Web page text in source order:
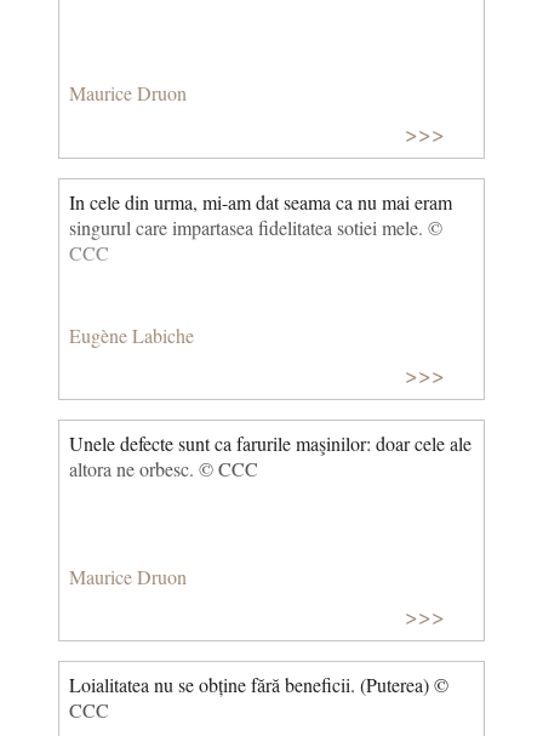
Maurice Druon
>>>
In cele din urma, mi-am dat seama ca nu mai eram
singurul care impartasea fidelitatea sotiei mele. ©
CCC
Eugène Labiche
>>>
Unele defecte sunt ca farurile maşinilor: doar cele ale
altora ne orbesc. © CCC
Maurice Druon
>>>
Loialitatea nu se obține fără beneficii. (Puterea) ©
CCC